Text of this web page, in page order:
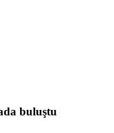
buluştu